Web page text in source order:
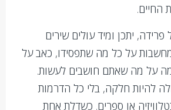
החיים.
יתכן ומיד עולים שירים
על כל מה שתפסידו, כאב על
על מה שאתם חושבים לעשות.
להיות חלקה, בלי כל הדרמות
או ספרים. כשדלת אחת